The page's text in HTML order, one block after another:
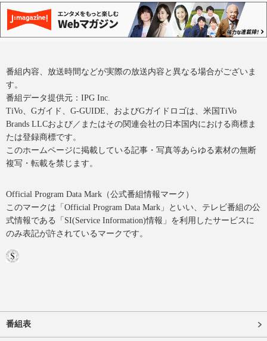
番組内容、放送時間などが実際の放送内容と異なる場合がございま
す。
番組データ提供元：IPG Inc.
TiVo、Gガイド、G-GUIDE、およびGガイドロゴは、米国TiVo
Brands LLCおよび／またはその関連会社の日本国内における商標ま
たは登録商標です。
このホームページに掲載している記事・写真等あらゆる素材の無断
複写・転載を禁じます。
Official Program Data Mark（公式番組情報マーク）
このマークは「Official Program Data Mark」といい、テレビ番組の公
式情報である「SI(Service Information)情報」を利用したサービスに
のみ表記が許されているマークです。
番組表